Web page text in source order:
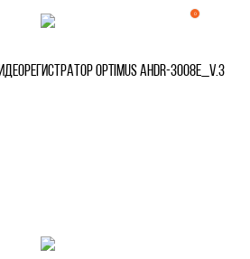
0
Optimus AHDR-3008E_V.3